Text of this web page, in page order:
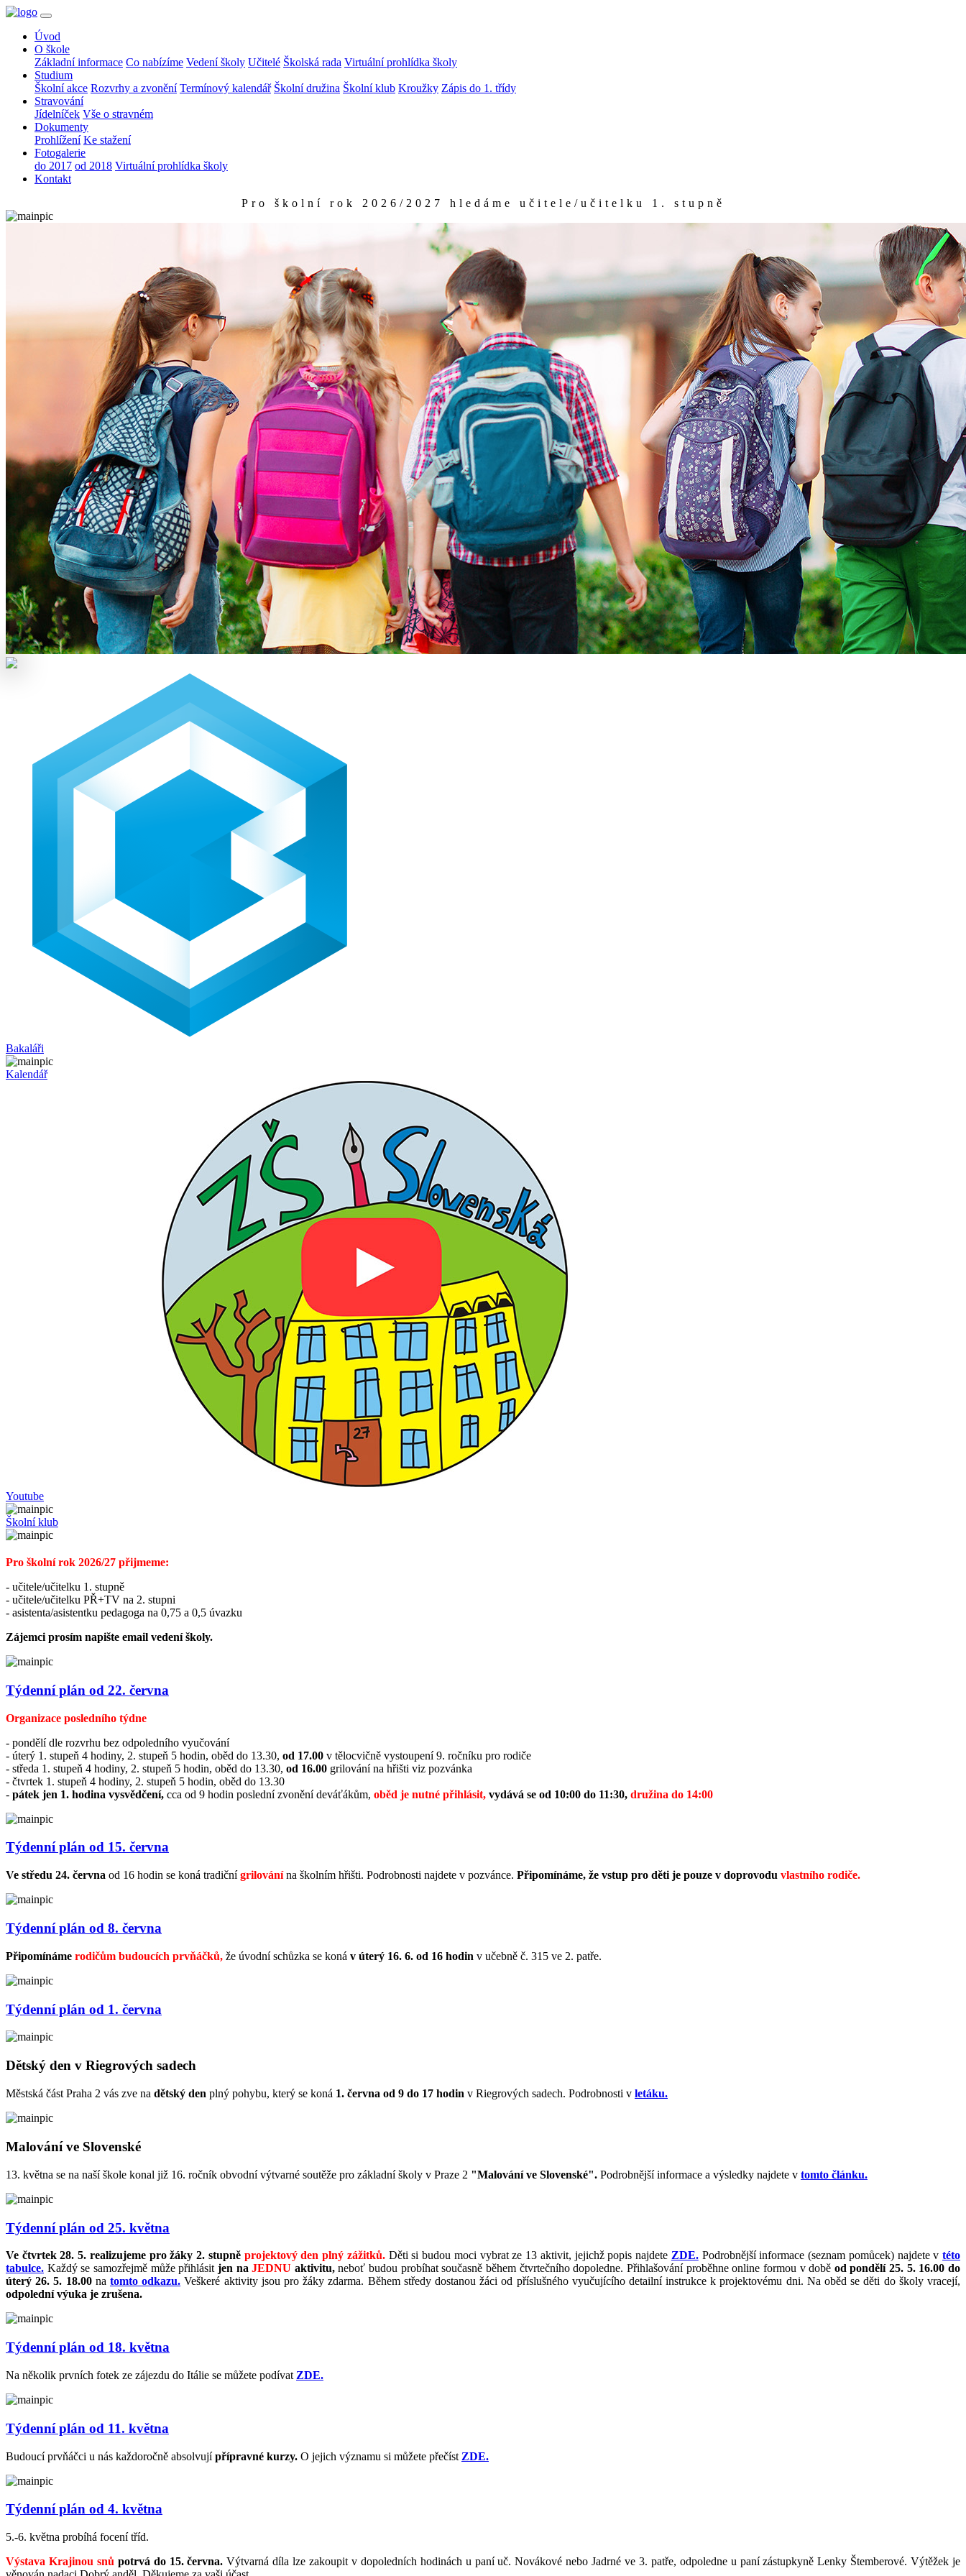
Úvod
O škole
Základní informace Co nabízíme Vedení školy Učitelé Školská rada Virtuální prohlídka školy
Studium
Školní akce Rozvrhy a zvonění Termínový kalendář Školní družina Školní klub Kroužky Zápis do 1. třídy
Stravování
Jídelníček Vše o stravném
Dokumenty
Prohlížení Ke stažení
Fotogalerie
do 2017 od 2018 Virtuální prohlídka školy
Kontakt
P r o š
Bakaláři
Kalendář
Youtube
Školní klub
Pro školní rok 2026/27 přijmeme:
- učitele/učitelku 1. stupně
- učitele/učitelku PŘ+TV na 2. stupni
- asistenta/asistentku pedagoga na 0,75 a 0,5 úvazku
Zájemci prosím napište email vedení školy.
Týdenní plán od 22. června
Organizace posledního týdne
- pondělí dle rozvrhu bez odpoledního vyučování
- úterý 1. stupeň 4 hodiny, 2. stupeň 5 hodin, oběd do 13.30, od 17.00 v tělocvičně vystoupení 9. ročníku pro rodiče
- středa 1. stupeň 4 hodiny, 2. stupeň 5 hodin, oběd do 13.30, od 16.00 grilování na hřišti viz pozvánka
- čtvrtek 1. stupeň 4 hodiny, 2. stupeň 5 hodin, oběd do 13.30
- pátek jen 1. hodina vysvědčení, cca od 9 hodin poslední zvonění deváťákům, oběd je nutné přihlásit, vydává se od 10:00 do 11:30, družina do 14:00
Týdenní plán od 15. června
Ve středu 24. června od 16 hodin se koná tradičnígrilovánína školním hřišti. Podrobnosti najdete v pozvánce. Připomínáme, že vstup pro děti je pouze v doprovodu vlastního rodiče.
Týdenní plán od 8. června
Připomínáme rodičům budoucích prvňáčků, že úvodní schůzka se koná v úterý 16. 6. od 16 hodin v učebně č. 315 ve 2. patře.
Týdenní plán od 1. června
Dětský den v Riegrových sadech
Městská část Praha 2 vás zve na dětský den plný pohybu, který se koná 1. června od 9 do 17 hodin v Riegrových sadech. Podrobnosti v letáku.
Malování ve Slovenské
13. května se na naší škole konal již 16. ročník obvodní výtvarné soutěže pro základní školy v Praze 2 "Malování ve Slovenské". Podrobnější informace a výsledky najdete v tomto článku.
Týdenní plán od 25. května
Ve čtvrtek 28. 5. realizujeme pro žáky 2. stupně projektový den plný zážitků.Děti si budou moci vybrat ze 13 aktivit, jejichž popis najdete ZDE.Podrobnější informace (seznam pomůcek) najdete vtéto
tabulce. Každý se samozřejmě může přihlásit jen naJEDNU aktivitu,neboť budou probíhat současně během čtvrtečního dopoledne. Přihlašování proběhne online formou v době od pondělí 25. 5. 16.00 do
úterý 26. 5. 18.00na tomto odkazu. Veškeré aktivity jsou pro žáky zdarma. Během středy dostanou žáci od příslušného vyučujícího detailní instrukce k projektovému dni. Na oběd se děti do školy vracejí,
odpolední výuka je zrušena.
Týdenní plán od 18. května
Na několik prvních fotek ze zájezdu do Itálie se můžete podívat ZDE.
Týdenní plán od 11. května
Budoucí prvňáčci u nás každoročně absolvujípřípravné kurzy. O jejich významu si můžete přečíst ZDE.
Týdenní plán od 4. května
5.-6. května probíhá focení tříd.
Výstava Krajinou snů potrvá do 15. června. Výtvarná díla lze zakoupit v dopoledních hodinách u paní uč. Novákové nebo Jadrné ve 3. patře, odpoledne u paní zástupkyně Lenky Štemberové. Výtěžek je